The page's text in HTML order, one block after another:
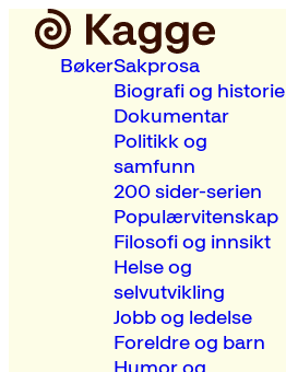
BøkerSakprosa
Biografi og historie
Dokumentar
Politikk og
samfunn
200 sider-serien
Populærvitenskap
Filosofi og innsikt
Helse og
selvutvikling
Jobb og ledelse
Foreldre og barn